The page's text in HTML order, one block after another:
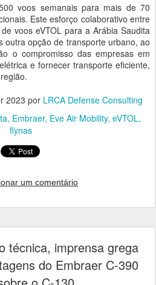
voos semanais para mais de 70
Este esforço colaborativo entre
voos eVTOL para a Arábia Saudita
outra opção de transporte urbano, ao
o compromisso das empresas em
e fornecer transporte eficiente,
2023 por LRCA Defense Consulting
Embraer Eve Air Mobility eVTOL
flynas
um comentário
técnica, imprensa grega
do Embraer C-390